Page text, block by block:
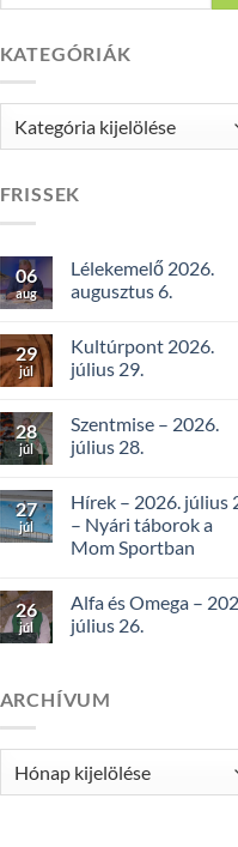
KATEGÓRIÁK
Kategóriák
FRISSEK
06
aug
Lélekemelő 2026.
augusztus 6.
29
júl
Kultúrpont 2026.
július 29.
28
júl
Szentmise – 2026.
július 28.
27
júl
Hírek – 2026. július
– Nyári táborok a
Mom Sportban
26
júl
Alfa és Omega –
július 26.
ARCHÍVUM
Archívum